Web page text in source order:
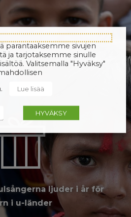
ljuder i år för
i u-länder
parantaaksemme sivujen
ja tarjotaksemme sinulle
Valitsemalla "Hyväksy"
Lue lisää
HYVÄKSY